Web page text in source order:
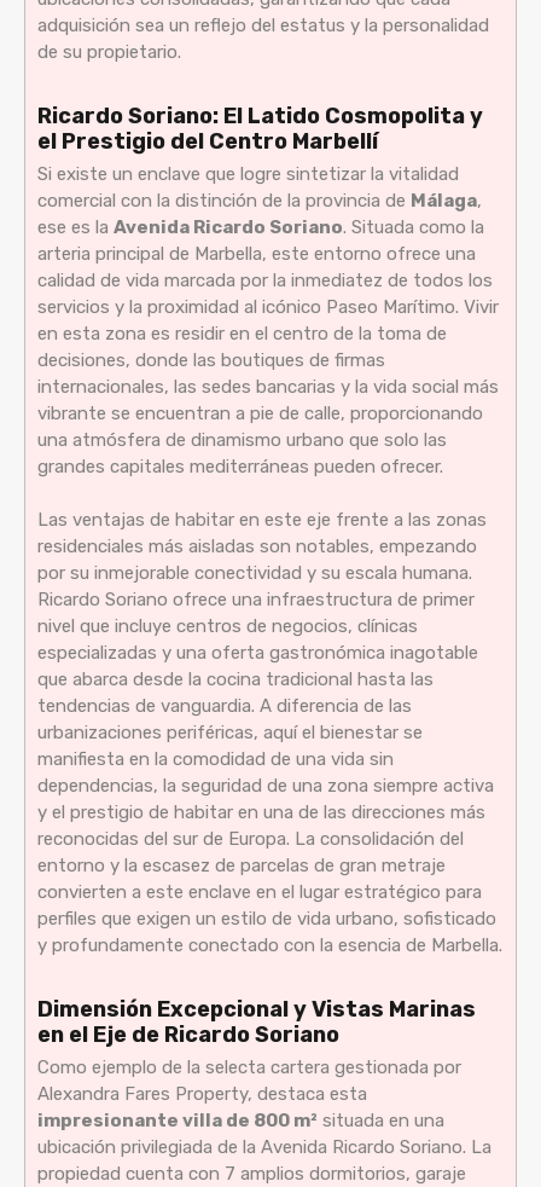
adquisición sea un reflejo del estatus y la personalidad
de su propietario.
Ricardo Soriano: El Latido Cosmopolita y
el Prestigio del Centro Marbellí
Si existe un enclave que logre sintetizar la vitalidad
comercial con la distinción de la provincia de Málaga,
ese es la Avenida Ricardo Soriano. Situada como la
arteria principal de Marbella, este entorno ofrece una
calidad de vida marcada por la inmediatez de todos los
servicios y la proximidad al icónico Paseo Marítimo. Vivir
en esta zona es residir en el centro de la toma de
decisiones, donde las boutiques de firmas
internacionales, las sedes bancarias y la vida social más
vibrante se encuentran a pie de calle, proporcionando
una atmósfera de dinamismo urbano que solo las
grandes capitales mediterráneas pueden ofrecer.
Las ventajas de habitar en este eje frente a las zonas
residenciales más aisladas son notables, empezando
por su inmejorable conectividad y su escala humana.
Ricardo Soriano ofrece una infraestructura de primer
nivel que incluye centros de negocios, clínicas
especializadas y una oferta gastronómica inagotable
que abarca desde la cocina tradicional hasta las
tendencias de vanguardia. A diferencia de las
urbanizaciones periféricas, aquí el bienestar se
manifiesta en la comodidad de una vida sin
dependencias, la seguridad de una zona siempre activa
y el prestigio de habitar en una de las direcciones más
reconocidas del sur de Europa. La consolidación del
entorno y la escasez de parcelas de gran metraje
convierten a este enclave en el lugar estratégico para
perfiles que exigen un estilo de vida urbano, sofisticado
y profundamente conectado con la esencia de Marbella.
Dimensión Excepcional y Vistas Marinas
en el Eje de Ricardo Soriano
Como ejemplo de la selecta cartera gestionada por
Alexandra Fares Property, destaca esta
impresionante villa de 800 m² situada en una
ubicación privilegiada de la Avenida Ricardo Soriano. La
propiedad cuenta con 7 amplios dormitorios, garaje